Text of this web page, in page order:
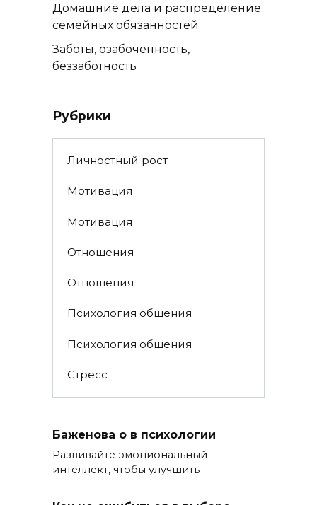
Домашние дела и распределение
семейных обязанностей
Заботы, озабоченность,
беззаботность
Рубрики
Личностный рост
Мотивация
Мотивация
Отношения
Отношения
Психология общения
Психология общения
Стресс
Баженова о в психологии
Развивайте эмоциональный
интеллект, чтобы улучшить